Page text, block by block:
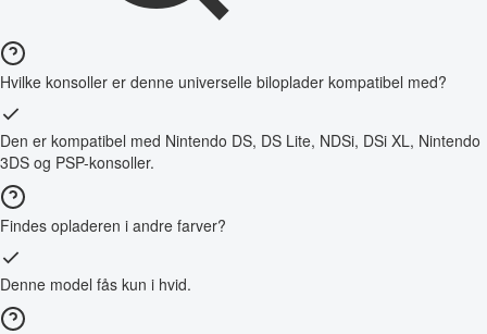
Hvilke konsoller er denne universelle biloplader kompatibel med?
Den er kompatibel med Nintendo DS, DS Lite, NDSi, DSi XL, Nintendo
3DS og PSP-konsoller.
Findes opladeren i andre farver?
Denne model fås kun i hvid.